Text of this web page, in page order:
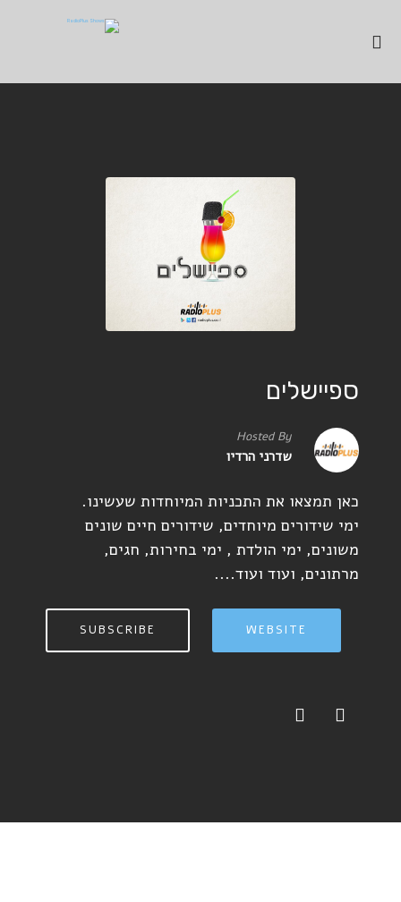
ספיישלים
Hosted By
שדרני הרדיו
כאן תמצאו את התכניות המיוחדות שעשינו.
ימי שידורים מיוחדים, שידורים חיים שונים
משונים, ימי הולדת , ימי בחירות, חגים,
מרתונים, ועוד ועוד....
WEBSITE
SUBSCRIBE